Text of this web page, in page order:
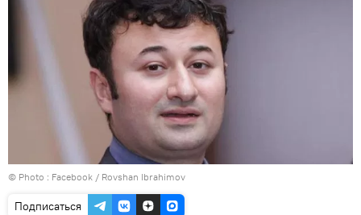
© Photo : Facebook / Rovshan Ibrahimov
Подписаться